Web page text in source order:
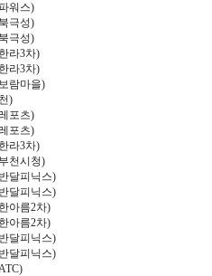
워스)
극성)
극성)
라3차)
라3차)
람마을)
)
포츠)
포츠)
라3차)
천시청)
달피닉스)
달피닉스)
아름2차)
아름2차)
달피닉스)
달피닉스)